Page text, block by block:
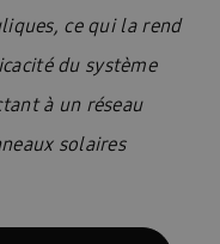
ce qui la rend
du système
à un réseau
solaires